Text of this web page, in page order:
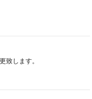
致します。